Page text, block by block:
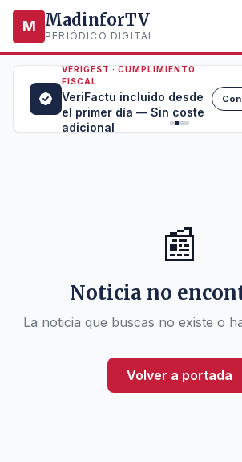
M MadinforTV
PERIÓDICO DIGITAL
VERIGEST · CUMPLIMIENTO
FISCAL
VeriFactu incluido desde
el primer día — Sin coste
adicional
📰
Noticia no
La noticia que buscas no existe o
Volver a portada